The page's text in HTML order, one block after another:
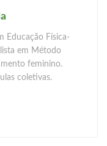
Educação Física-
em Método
feminino.
coletivas.